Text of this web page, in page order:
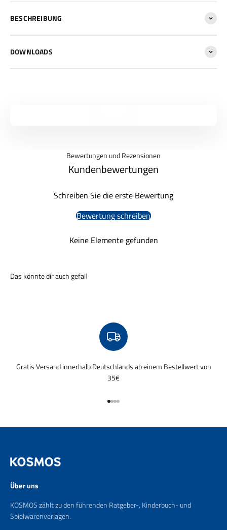
BESCHREIBUNG
DOWNLOADS
Bewertungen und Rezensionen
Kundenbewertungen
Schreiben Sie die erste Bewertung
Bewertung schreiben
Keine Elemente gefunden
Gratis Versand innerhalb Deutschlands ab einem Bestellwert von
35€
Gehe zu Element 1
Gehe zu Element 2
Gehe zu Element 3
Gehe zu Element 4
Über uns
KOSMOS zählt zu den führenden Ratgeber-, Kinderbuch- und
Spielwarenverlagen.